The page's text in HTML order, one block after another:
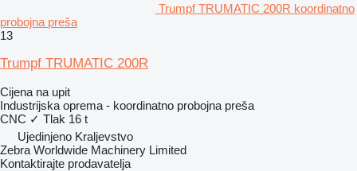
Trumpf TRUMATIC 200R koordinatno
probojna preša
13
Trumpf TRUMATIC 200R
Cijena na upit
Industrijska oprema - koordinatno probojna preša
CNC ✓ Tlak 16 t
Ujedinjeno Kraljevstvo
Zebra Worldwide Machinery Limited
Kontaktirajte prodavatelja